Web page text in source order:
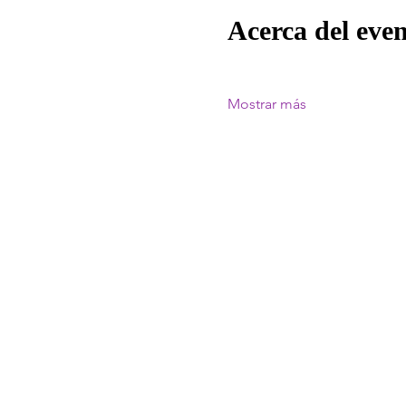
Acerca del
Mostrar más